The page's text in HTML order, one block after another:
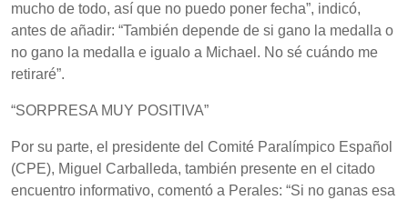
mucho de todo, así que no puedo poner fecha”, indicó,
antes de añadir: “También depende de si gano la medalla o
no gano la medalla e igualo a Michael. No sé cuándo me
retiraré”.
“SORPRESA MUY POSITIVA”
Por su parte, el presidente del Comité Paralímpico Español
(CPE), Miguel Carballeda, también presente en el citado
encuentro informativo, comentó a Perales: “Si no ganas esa